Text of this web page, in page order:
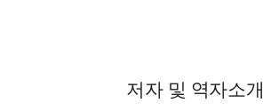
저자 및 역자소개